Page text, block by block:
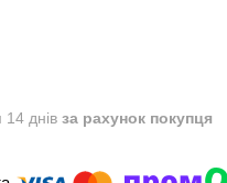
днів за рахунок покупця